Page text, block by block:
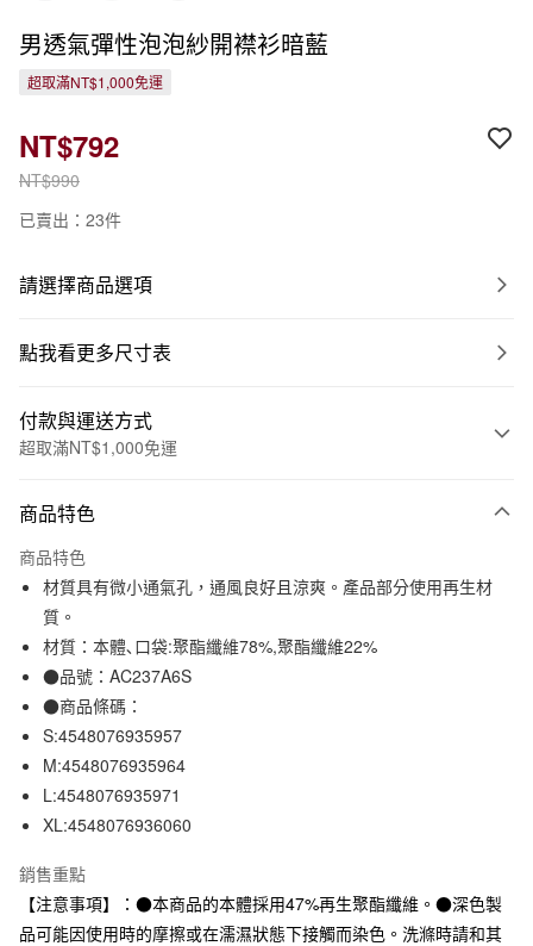
男透氣彈性泡泡紗開襟衫暗藍
超取滿NT$1,000免運
NT$990
NT$792
已賣出：23件
請選擇商品選項
點我看更多尺寸表
付款與運送方式
超取滿NT$1,000免運
信用卡一次付款
信用卡分期付款
3 期 0 利率 每期
合作金庫商業銀行
第一商業銀行
華南商業銀行
上海商業儲蓄銀行
臺灣中小企業銀行
匯豐（台灣）商業銀行
聯邦商業銀行
元大商業銀行
台新國際商業銀行
台灣樂天信用卡公司
超商取貨付款
LINE Pay
Apple Pay
街口支付
悠遊付
運送方式
全家取貨付款
商品特色
商品特色
材質具有微小通氣孔，通風良好且涼爽。產品部分使用再生材
質。
材質：本體､口袋:聚酯纖維78%,聚酯纖維22%
●品號：AC237A6S
●商品條碼：
S:4548076935957
M:4548076935964
L:4548076935971
XL:4548076936060
銷售重點
【注意事項】：●本商品的本體採用47%再生聚酯纖維。●深色製
品可能因使用時的摩擦或在濡濕狀態下接觸而染色。洗滌時請和其